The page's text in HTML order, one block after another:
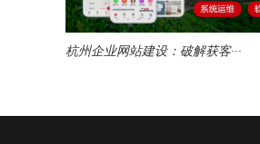
杭州企业网站建设：破解获客···